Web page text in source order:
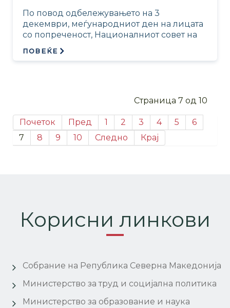
По повод одбележувањето на 3
декември, меѓународниот ден на лицата
со попреченост, Националниот совет на
ПОВЕЌЕ
Страница 7 од 10
Почеток Пред 1 2 3 4 5
6
7
8 9 10 Следно Крај
Корисни линкови
Собрание на Република Северна Македонија
Министерство за труд и социјална политика
Министерство за образование и наука